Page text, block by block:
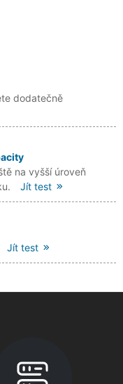
dodatečně
na vyšší úroveň
Jít test
Jít test